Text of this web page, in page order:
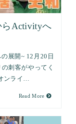
らActivityへ
展開~ 12月20日
刺客がやってく
ンライ…
Read More